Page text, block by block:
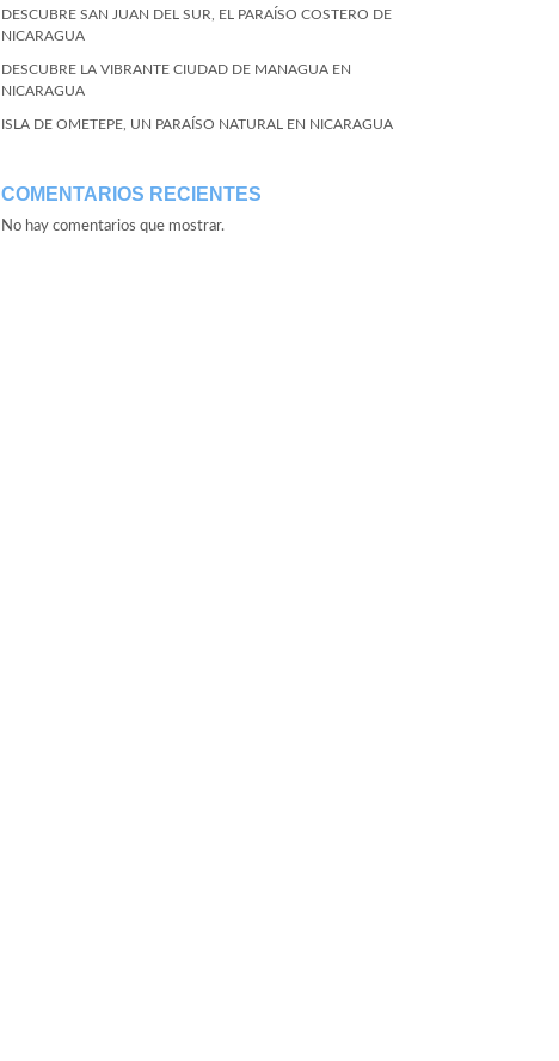
DESCUBRE SAN JUAN DEL SUR, EL PARAÍSO COSTERO DE
NICARAGUA
DESCUBRE LA VIBRANTE CIUDAD DE MANAGUA EN
NICARAGUA
ISLA DE OMETEPE, UN PARAÍSO NATURAL EN NICARAGUA
COMENTARIOS RECIENTES
No hay comentarios que mostrar.